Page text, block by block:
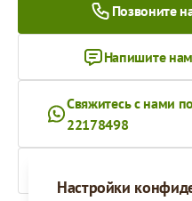
Настройки
Позвоните
Напишите
Свяжитесь с нами
22178498